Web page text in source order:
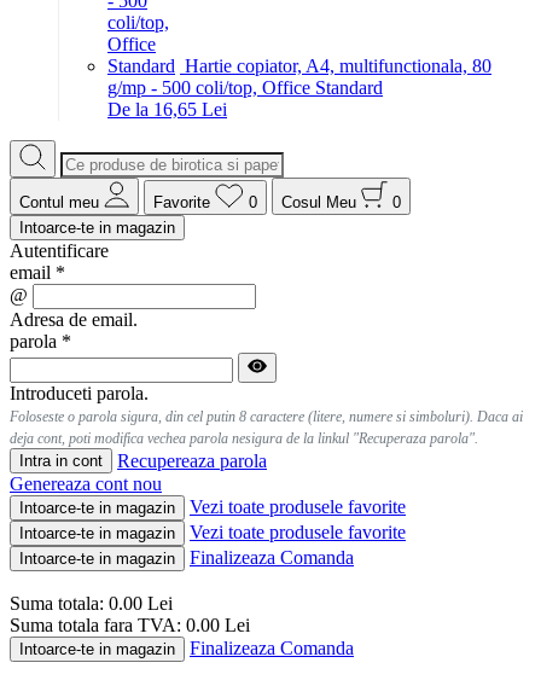
Hartie copiator, A4, multifunctionala, 80
g/mp - 500 coli/top, Office Standard
De la 16,65 Lei
Contul meu Favorite 0 Cosul Meu
0
Intoarce-te in magazin
Autentificare
email *
@
Adresa de email.
parola *
Introduceti parola.
Foloseste o parola sigura, din cel putin 8 caractere (litere, numere si simboluri). Daca ai
deja cont, poti modifica vechea parola nesigura de la linkul "Recuperaza parola".
Intra in cont
Recupereaza parola
Genereaza cont nou
Intoarce-te in magazin Vezi toate produsele favorite
Intoarce-te in magazin Vezi toate produsele favorite
Intoarce-te in magazin Finalizeaza Comanda
Suma totala: 0.00 Lei
Suma totala fara TVA: 0.00 Lei
Intoarce-te in magazin Finalizeaza Comanda